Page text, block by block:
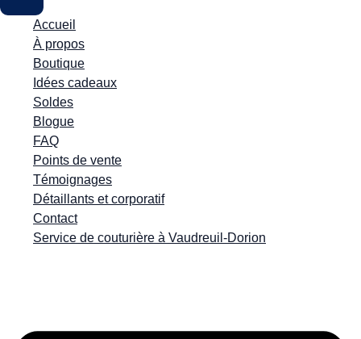
Accueil
À propos
Boutique
Idées cadeaux
Soldes
Blogue
FAQ
Points de vente
Témoignages
Détaillants et corporatif
Contact
Service de couturière à Vaudreuil-Dorion